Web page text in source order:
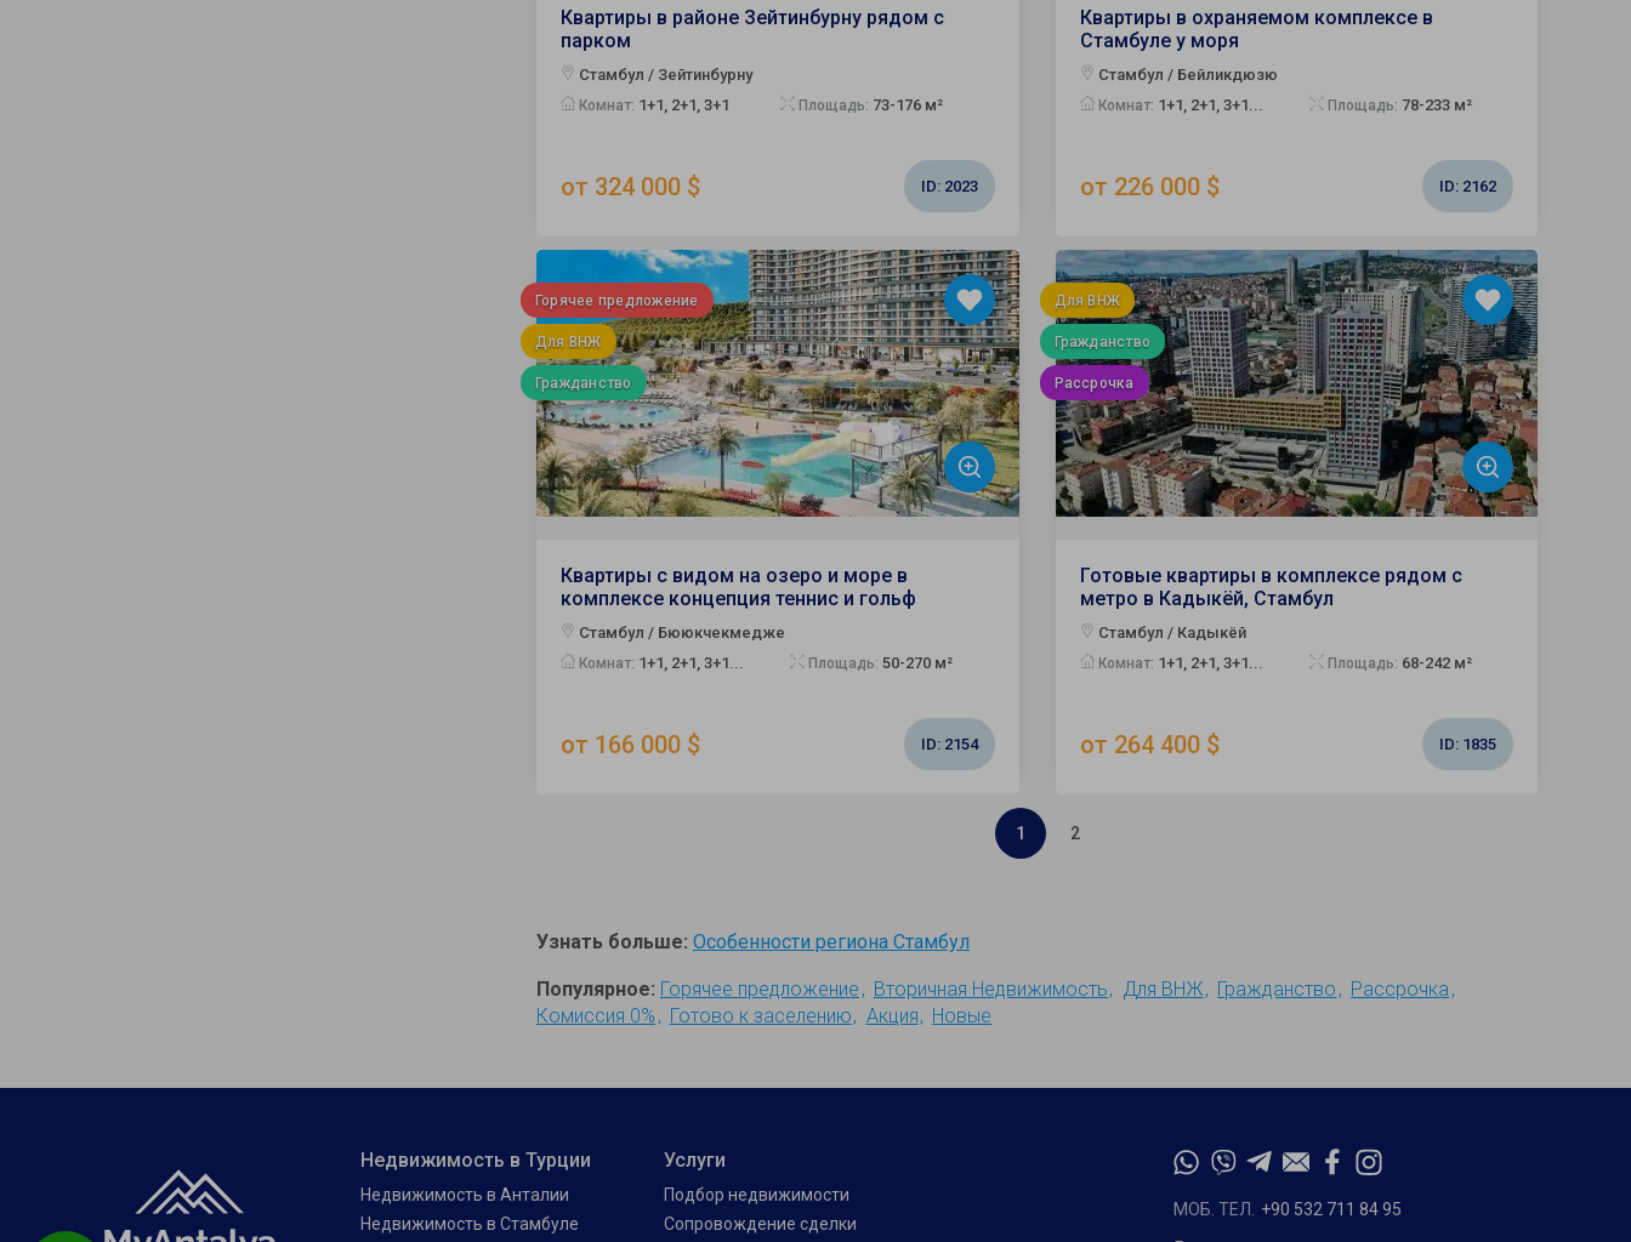
Квартиры в районе Зейтинбурну рядом с
парком
Стамбул / Зейтинбурну
Комнат: 1+1, 2+1, 3+1 Площадь: 73-176 м²
от 324 000 $ ID: 2023
Квартиры в охраняемом комплексе в
Стамбуле у моря
Стамбул / Бейликдюзю
Комнат: 1+1, 2+1, 3+1... Площадь: 78-233 м²
от 226 000 $ ID: 2162
Горячее предложение
Для ВНЖ
Гражданство
Квартиры с видом на озеро и море в
комплексе концепция теннис и гольф
Стамбул / Бююкчекмедже
Комнат: 1+1, 2+1, 3+1... Площадь: 50-270 м²
от 166 000 $ ID: 2154
Для ВНЖ
Гражданство
Рассрочка
Готовые квартиры в комплексе рядом с
метро в Кадыкёй, Стамбул
Стамбул / Кадыкёй
Комнат: 1+1, 2+1, 3+1... Площадь: 68-242 м²
от 264 400 $ ID: 1835
1 2
Узнать больше: Особенности региона Стамбул
Популярное: Горячее предложение Вторичная Недвижимость Для ВНЖ Гражданство
Рассрочка
Комиссия 0%
Готово к заселению Акция Новые
Недвижимость в Турции
Недвижимость в Анталии
Недвижимость в Стамбуле
Услуги
Подбор недвижимости
Сопровождение сделки
МОБ. ТЕЛ. +90 532 711 84 95